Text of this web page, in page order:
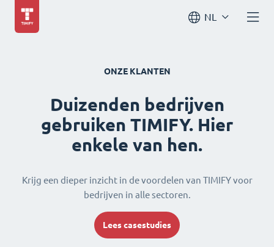
NL
ONZE KLANTEN
Duizenden bedrijven
gebruiken TIMIFY. Hier
enkele van hen.
Krijg een dieper inzicht in de voordelen van TIMIFY voor
bedrijven in alle sectoren.
Lees casestudies